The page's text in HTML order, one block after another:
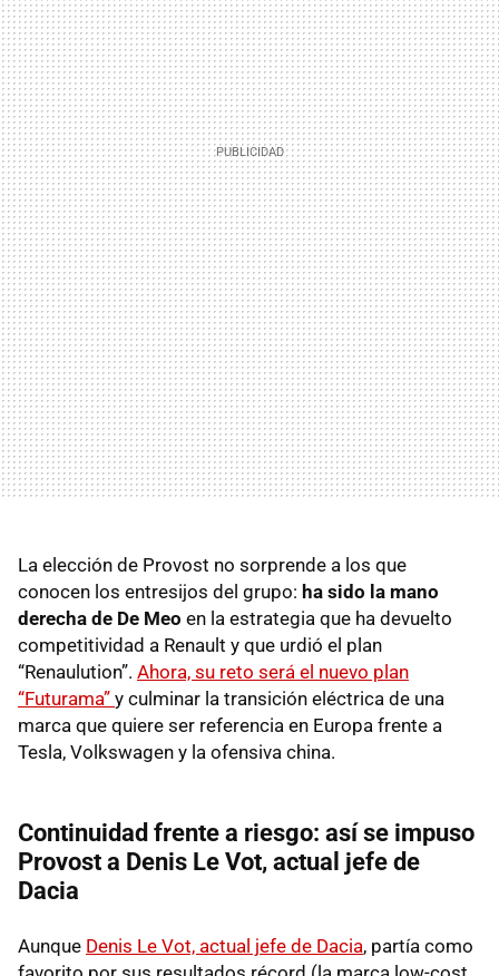
La elección de Provost no sorprende a los que
conocen los entresijos del grupo: ha sido la mano
derecha de De Meo en la estrategia que ha devuelto
competitividad a Renault y que urdió el plan
“Renaulution”. Ahora, su reto será el nuevo plan
“Futurama” y culminar la transición eléctrica de una
marca que quiere ser referencia en Europa frente a
Tesla, Volkswagen y la ofensiva china.
Continuidad frente a riesgo: así se impuso
Provost a Denis Le Vot, actual jefe de
Dacia
Aunque Denis Le Vot, actual jefe de Dacia, partía como